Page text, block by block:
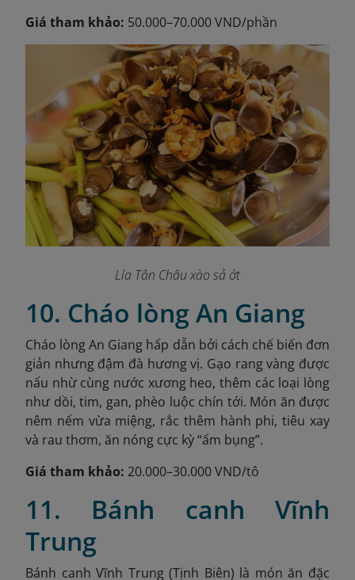
Giá tham khảo: 50.000–70.000 VND/phần
Lía Tân Châu xào sả ớt
10. Cháo lòng An Giang
Cháo lòng An Giang hấp dẫn bởi cách chế biến đơn
giản nhưng đậm đà hương vị. Gạo rang vàng được
nấu nhừ cùng nước xương heo, thêm các loại lòng
như dồi, tim, gan, phèo luộc chín tới. Món ăn được
nêm nếm vừa miệng, rắc thêm hành phi, tiêu xay
và rau thơm, ăn nóng cực kỳ “ấm bụng”.
Giá tham khảo: 20.000–30.000 VND/tô
11. Bánh canh Vĩnh
Trung
Bánh canh Vĩnh Trung (Tịnh Biên) là món ăn đặc